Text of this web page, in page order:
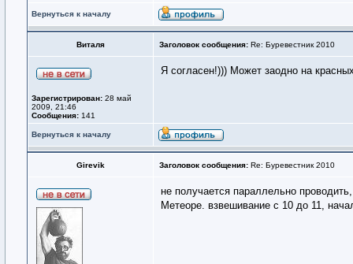
Вернуться к началу
Виталя Заголовок сообщения: Re: Буревестник 2010
Зарегистрирован: 28 май
2009, 21:46
Сообщения: 141
Я согласен!))) Может заодно на
Вернуться к началу
Girevik Заголовок сообщения: Re: Буревестник 2010
не получается параллельно
Метеоре. взвешивание с 10 до 11,